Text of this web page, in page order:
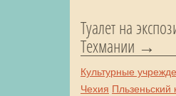
Туалет на
Техмании
Культурные
Чехия Пльзеньский